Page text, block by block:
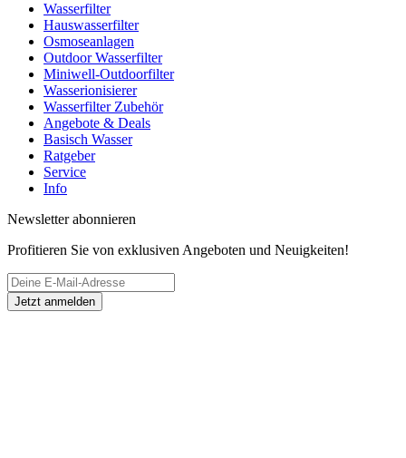
Wasserfilter
Hauswasserfilter
Osmoseanlagen
Outdoor Wasserfilter
Miniwell-Outdoorfilter
Wasserionisierer
Wasserfilter Zubehör
Angebote & Deals
Basisch Wasser
Ratgeber
Service
Info
Newsletter abonnieren
Profitieren Sie von exklusiven Angeboten und Neuigkeiten!